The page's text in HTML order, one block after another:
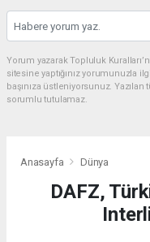
Yorum yazarak Topluluk
sitesine yaptığınız yorumunuzla
başınıza üstleniyorsunuz.
sorumlu tutulamaz.
Anasayfa Dünya
DAFZ,